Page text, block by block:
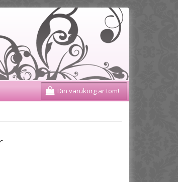
Din varukorg är tom!